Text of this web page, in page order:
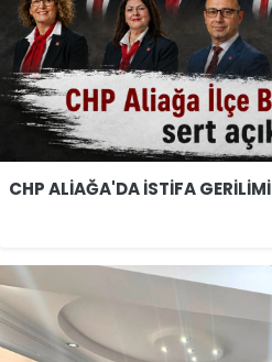
CHP ALİAĞA'DA İSTİFA GERİLİMİ